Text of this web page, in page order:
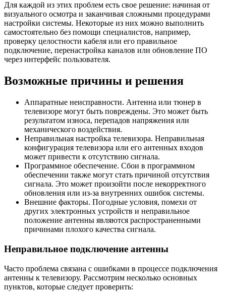
Для каждой из этих проблем есть свое решение: начиная от
визуального осмотра и заканчивая сложными процедурами
настройки системы. Некоторые из них можно выполнить
самостоятельно без помощи специалистов, например,
проверку целостности кабеля или его правильное
подключение, перенастройка каналов или обновление ПО
через интерфейс пользователя.
Возможные причины и решения
Аппаратные неисправности. Антенна или тюнер в
телевизоре могут быть повреждены. Это может быть
результатом износа, перепадов напряжения или
механического воздействия.
Неправильная настройка телевизора. Неправильная
конфигурация телевизора или его антенных входов
может привести к отсутствию сигнала.
Программное обеспечение. Сбои в программном
обеспечении также могут стать причиной отсутствия
сигнала. Это может произойти после некорректного
обновления или из-за внутренних ошибок системы.
Внешние факторы. Погодные условия, помехи от
других электронных устройств и неправильное
положение антенны являются распространенными
причинами плохого качества сигнала.
Неправильное подключение антенны
Часто проблема связана с ошибками в процессе подключения
антенны к телевизору. Рассмотрим несколько основных
пунктов, которые следует проверить: